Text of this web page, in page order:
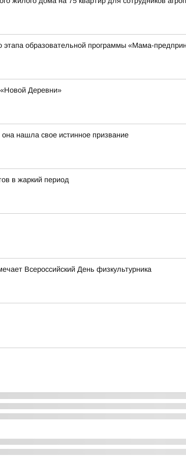
этапа образовательной программы «Мама-
Деревни»
нашла свое истинное призвание
в жаркий период
Всероссийский День физкультурника